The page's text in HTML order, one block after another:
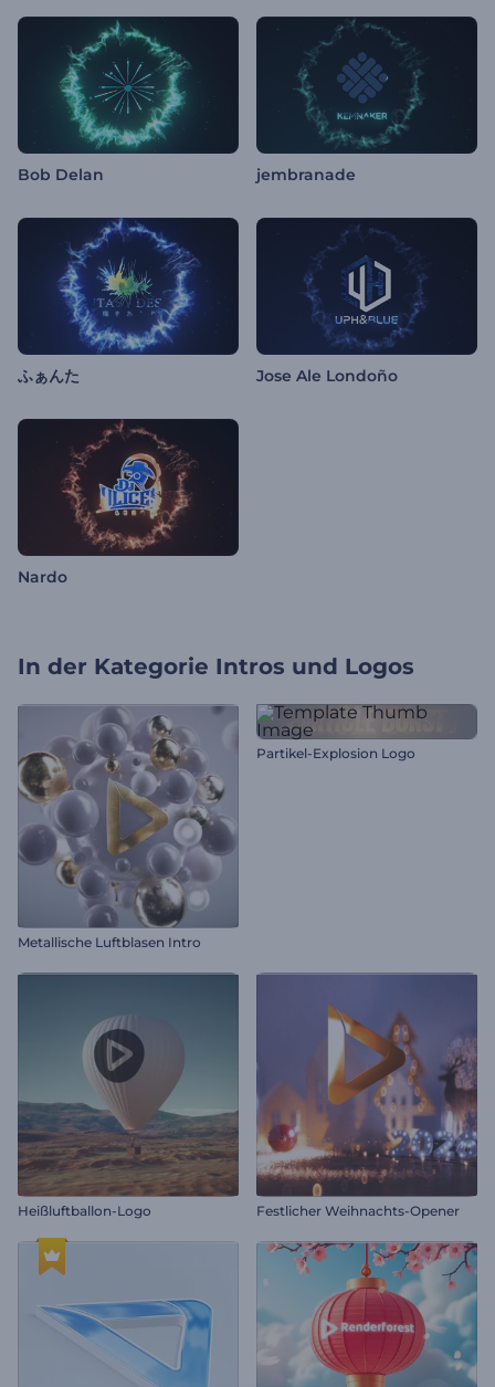
Bob Delan jembranade
ふぁんた Jose Ale Londoño
Nardo
In der Kategorie Intros und Logos
Metallische Luftblasen Intro
Partikel-Explosion Logo
Heißluftballon-Logo Festlicher Weihnachts-Opener